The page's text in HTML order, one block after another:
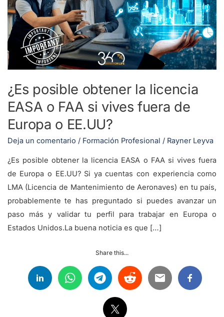
¿Es posible obtener la licencia
EASA o FAA si vives fuera de
Europa o EE.UU?
Deja un comentario / Formación Profesional / Rayner Leyva
¿Es posible obtener la licencia EASA o FAA si vives fuera
de Europa o EE.UU? Si ya cuentas con experiencia como
LMA (Licencia de Mantenimiento de Aeronaves) en tu país,
probablemente te has preguntado si puedes avanzar un
paso más y validar tu perfil para trabajar en Europa o
Estados Unidos.La buena noticia es que […]
Share this...
la
licencia
EASA
o
FAA
vives
fuera
de
EE.UU?